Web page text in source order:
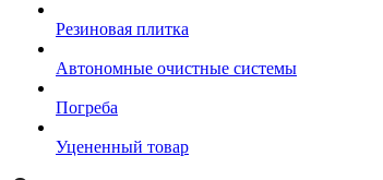
Резиновая плитка
Автономные очистные системы
Погреба
Уцененный товар